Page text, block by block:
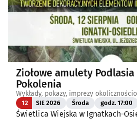
Ziołowe amulety Podlasia
Pokolenia
Wykłady, pokazy, imprezy
12 SIE 2026 Środa godz. 17:00
Świetlica Wiejska w Ignatkach-